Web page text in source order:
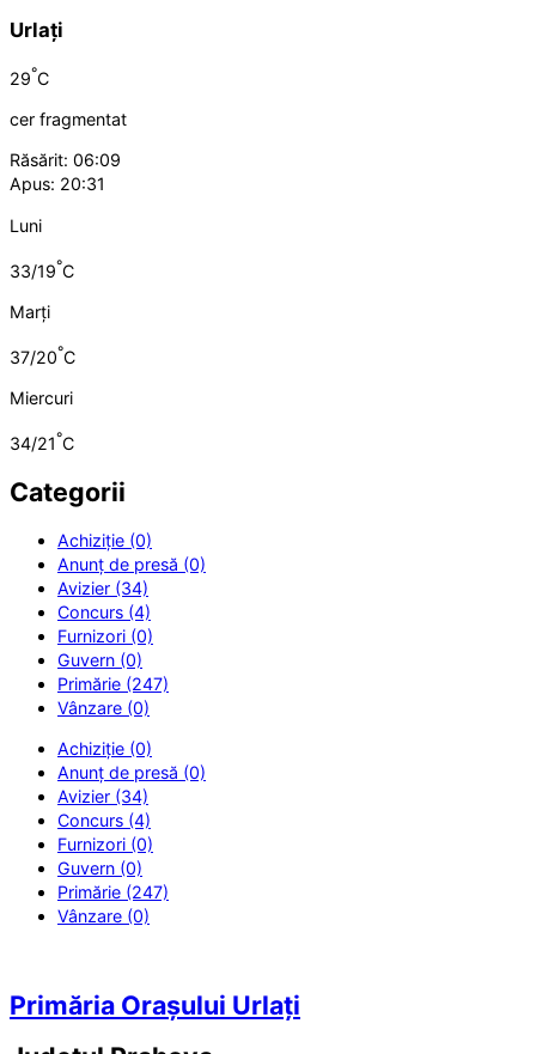
Urlați
29°C
cer fragmentat
Răsărit: 06:09
Apus: 20:31
Luni
33/19°C
Marți
37/20°C
Miercuri
34/21°C
Categorii
Achiziție (0)
Anunț de presă (0)
Avizier (34)
Concurs (4)
Furnizori (0)
Guvern (0)
Primărie (247)
Vânzare (0)
Achiziție (0)
Anunț de presă (0)
Avizier (34)
Concurs (4)
Furnizori (0)
Guvern (0)
Primărie (247)
Vânzare (0)
Primăria Orașului Urlați